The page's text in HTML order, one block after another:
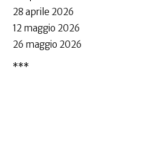
28 aprile 2026
12 maggio 2026
26 maggio 2026
***